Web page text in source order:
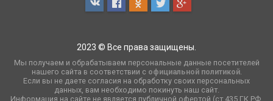
2023 © Все права защищены.
Мы получаем и обрабатываем персональные данные посетителей
нашего сайта в соответствии с официальной политикой.
Если вы не даете согласия на обработку своих персональных
данных, вам необходимо покинуть наш сайт.
Информация на сайте не является публичной офертой (ст.435 ГК РФ,